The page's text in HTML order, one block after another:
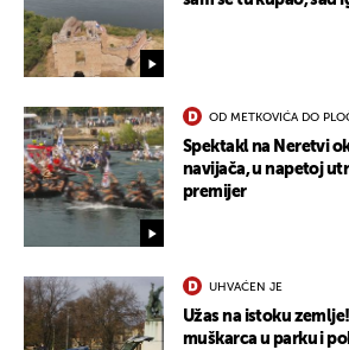
OD METKOVIĆA DO
Spektakl na Neretvi
navijača, u napetoj
premijer
UHVAĆEN JE
Užas na istoku
muškarca u parku i
UKLJUČITE